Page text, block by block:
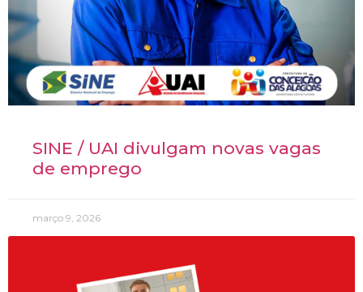
SINE / UAI divulgam novas vagas
de emprego
março 9, 2026